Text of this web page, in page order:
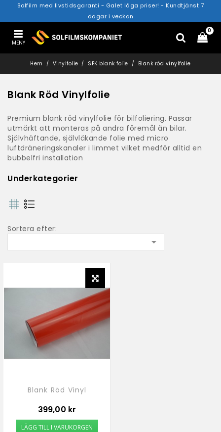
Solfilm med livstidsgaranti - Galet låga priser! - Kundtjänst 7
dagar i veckan
MENY
0
Hem Vinylfolie SFK blank folie Blank röd vinylfolie
Blank Röd Vinylfolie
Premium blank röd vinylfolie för bilfoliering. Passar
utmärkt att monteras på andra föremål än bilar.
Självhäftande, självläkande folie med micro
luftdräneringskanaler i limmet vilket medför alltid en
bubbelfri installation
Underkategorier
Sortera efter:

Blank Röd Vinyl
Pris
399,00 kr
LÄGG TILL I VARUKORGEN